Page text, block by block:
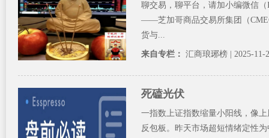
聊交易，聊平台，请加小编微信
——芝加哥商品交易所集团（
货与...
来自专栏： 汇商琅琊榜 | 2025-11-
死磕光伏
一指数上证指数缩量小阳线，像
反包板。昨天市场超短情绪定性